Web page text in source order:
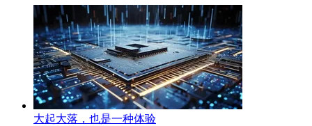
大起大落，也是一种体验